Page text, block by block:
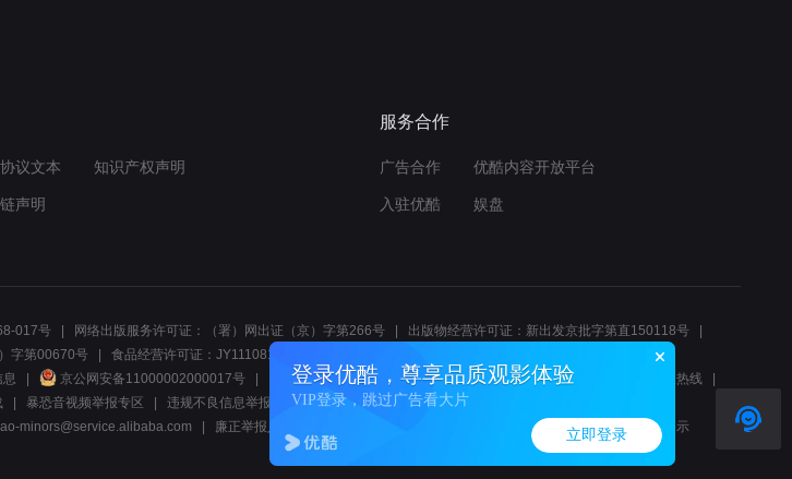
登录优酷，尊享品质观影体验
VIP登录，跳过广告看大片
立即登录
议文本 知识产权声明
声明
服务合作
广告合作 优酷内容开放平台
入驻优酷 娱盘
017号 网络出版服务许可证：（署）网出证（京）字第266号
出版物经营许可证：新出发京批字第直150118号
字第00670号 食品经营许可证：JY11108122976214
息 京公网安备11000002000017号 网络110报警服务 北京互联网举报中心
北京12345文化市场举报热线
暴恐音视频举报专区
违规不良信息举报:电话4008100580、邮箱youkujubao@service.alibaba.com
minors@service.alibaba.com 廉正举报入口 廉正举报邮箱：wenyulianzheng@alibaba-inc.com 算法公示